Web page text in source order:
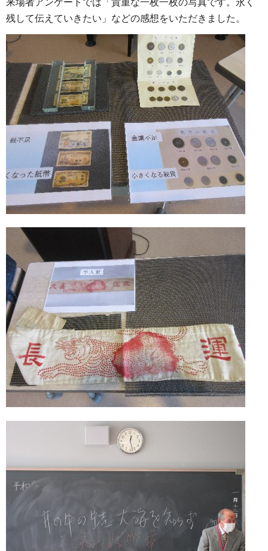
残して伝えていきたい」などの感想をいただきました。